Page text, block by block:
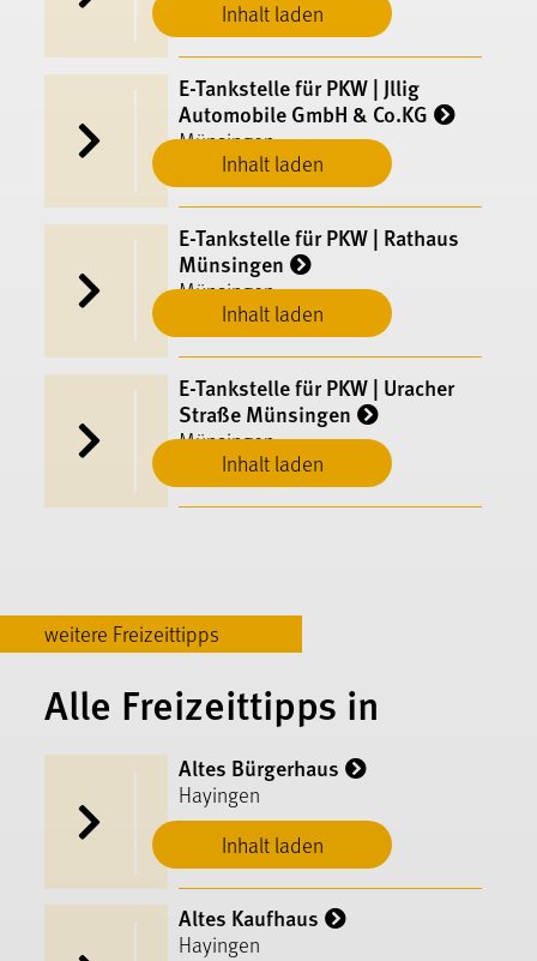
Inhalt laden
Inhalt laden
E-​Tankstelle für PKW | Jllig
Automobile GmbH & Co.KG
Münsingen
Inhalt laden
E-​Tankstelle für PKW | Rathaus
Münsingen
Münsingen
Inhalt laden
E-​Tankstelle für PKW | Uracher
Straße Münsingen
Münsingen
weitere Freizeittipps
Alle Freizeittipps in
Inhalt laden
Altes Bürgerhaus
Hayingen
Altes Kaufhaus
Hayingen